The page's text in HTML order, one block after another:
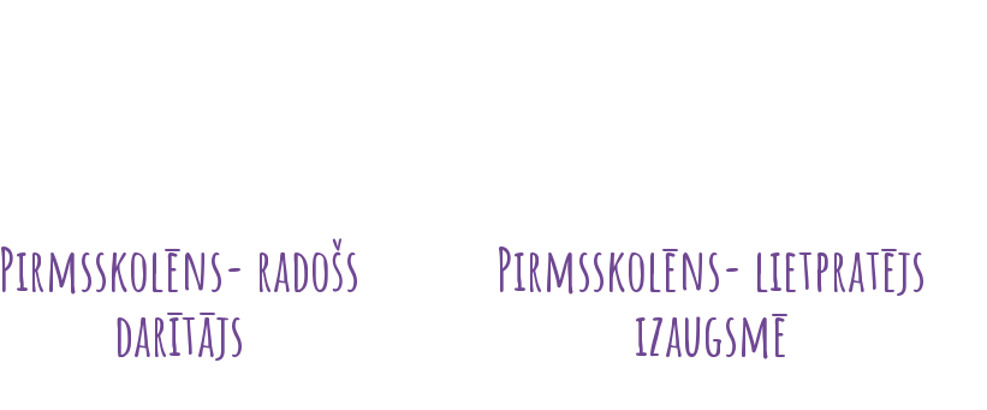
Pirmsskolēns- radošs
darītājs
Pirmsskolēns- lietpratējs
izaugsmē